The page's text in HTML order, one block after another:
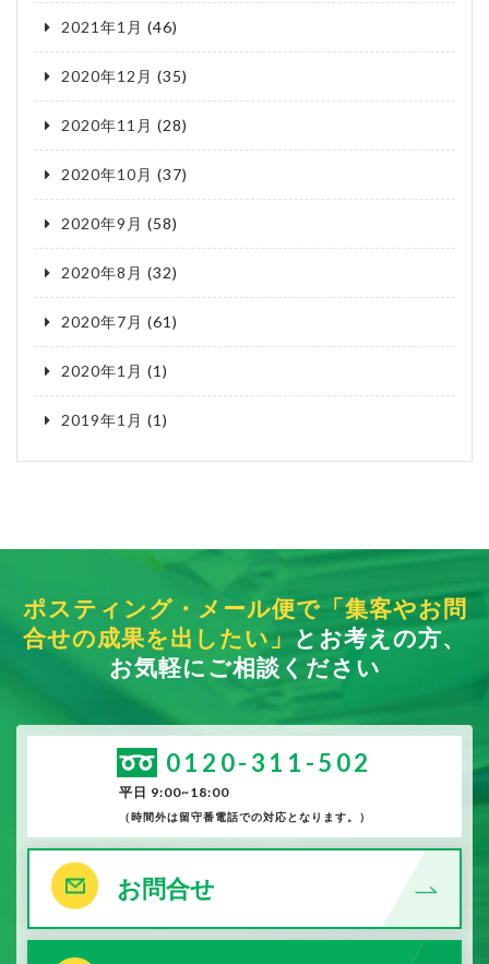
2021年1月 (46)
2020年12月 (35)
2020年11月 (28)
2020年10月 (37)
2020年9月 (58)
2020年8月 (32)
2020年7月 (61)
2020年1月 (1)
2019年1月 (1)
ポスティング・メール便で「集客やお問
合せの成果を出したい」 とお考えの方、
お気軽にご相談ください
0120-311-502
平日 9:00~18:00
（時間外は留守番電話での対応となります。）
お問合せ